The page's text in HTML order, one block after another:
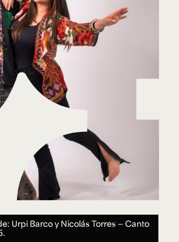
Urpi Barco y Nicolás Torres — Canto